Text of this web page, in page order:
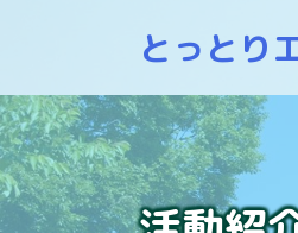
とっとり